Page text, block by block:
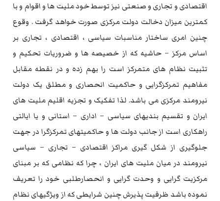
اقتصادی و تجاری و صنعتی نیز توسط خود ملیت ها و اقوام و با
کمترین میزان دخالت دولت مرکزی صورت خواهد گرفت . وقوع
چنین امری ساختار مناسبات سیاسی ، اقتصادی ، تجاری بر
اساس مرکز – حاشیه که از خصیصه ها و ضروریات تحکیم و
تثبیت نظام های متمرکز است را بهم زده و در نقطه مقابل
مفاهیم تمرکزگرایی و حاکمیت انحصاری و مطلق یک دولت
نیرومند مرکزی می باشد. لذا تفکیک و تجزیه اقلیم ملیت های
ایران و تقسیم بندیهای سیاسی – اداری – استانی و یا ایالتی
راهکاری است از جانب دولت ها و حاکمیتهای تمرکزگرا در جهت
جلوگیری از شکل گیری مراکز اقتصادی – تجاری – سیاسی
نیرومند در میان ملیت های ایران ، چرا که نظامی که بر مبنای
مرکزیت گرایی و وحدت گرایی و انحصارطلبی خود را تعریف
نموده باشد ظرفیت پذیرش چنین شرایطی که از ویژگیهای نظام